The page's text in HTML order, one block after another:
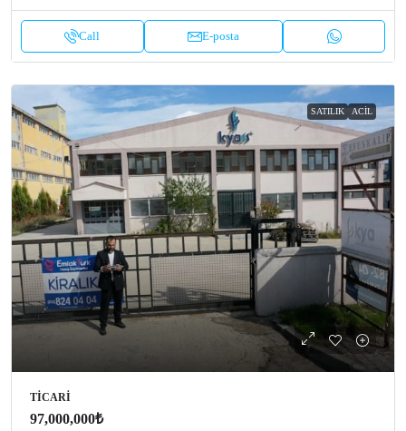
Call E-posta
SATILIK ACIL
TICARI
97,000,000₺